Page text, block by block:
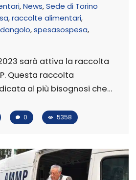
,News,Sede di Torino
,raccolte alimentari,
,spesasospesa,
sarà attiva la raccolta
Questa raccolta
ai più bisognosi che…
0 5358